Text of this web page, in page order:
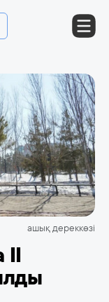
ашық дереккөзі
II